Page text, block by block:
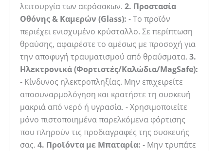
λειτουργία των αερόσακων. 2. Προστασία
Οθόνης & Καμερών (Glass): - Το προϊόν
περιέχει ενισχυμένο κρύσταλλο. Σε περίπτωση
θραύσης, αφαιρέστε το αμέσως με προσοχή για
την αποφυγή τραυματισμού από θραύσματα. 3.
Ηλεκτρονικά (Φορτιστές/Καλώδια/MagSafe):
- Κίνδυνος ηλεκτροπληξίας. Μην επιχειρείτε
αποσυναρμολόγηση και κρατήστε τη συσκευή
μακριά από νερό ή υγρασία. - Χρησιμοποιείτε
μόνο πιστοποιημένα παρελκόμενα φόρτισης
που πληρούν τις προδιαγραφές της συσκευής
σας. 4. Προϊόντα με Μπαταρία: - Μην τρυπάτε